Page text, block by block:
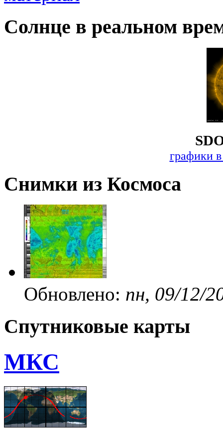
Солнце в реальном
графики
Снимки из Космоса
Обновлено: пн, 09/12/
Спутниковые карты
МКС